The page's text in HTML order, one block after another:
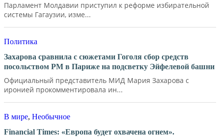
Парламент Молдавии приступил к реформе избирательной
системы Гагаузии, изме...
Политика
Захарова сравнила с сюжетами Гоголя сбор средств
посольством РМ в Париже на подсветку Эйфелевой башни
Официальный представитель МИД Мария Захарова с
иронией прокомментировала ин...
В мире, Необычное
Financial Times: «Европа будет охвачена огнем».